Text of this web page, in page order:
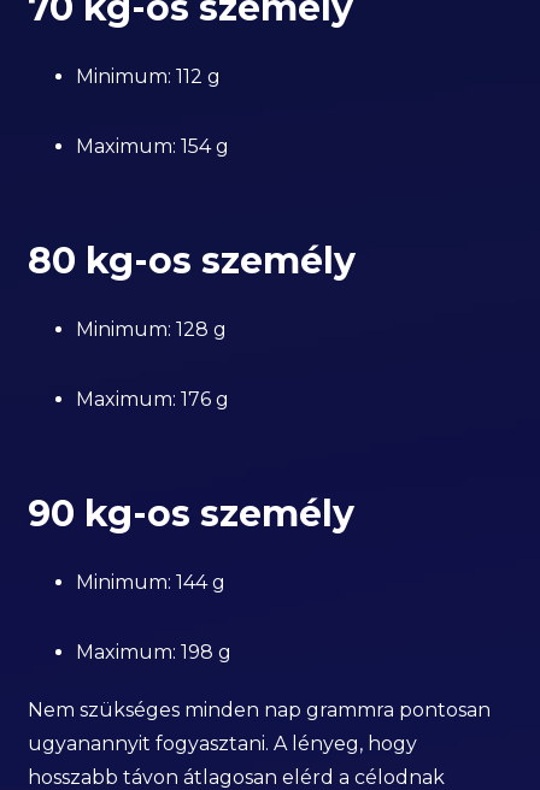
Minimum: 112 g
Maximum: 154 g
80 kg-os személy
Minimum: 128 g
Maximum: 176 g
90 kg-os személy
Minimum: 144 g
Maximum: 198 g
Nem szükséges minden nap grammra pontosan
ugyanannyit fogyasztani. A lényeg, hogy
hosszabb távon átlagosan elérd a célodnak